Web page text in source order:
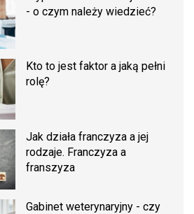
- o czym należy wiedzieć?
Kto to jest faktor a jaką pełni
rolę?
Jak działa franczyza a jej
rodzaje. Franczyza a
franszyza
Gabinet weterynaryjny - czy